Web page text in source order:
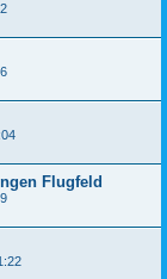
Flugfeld